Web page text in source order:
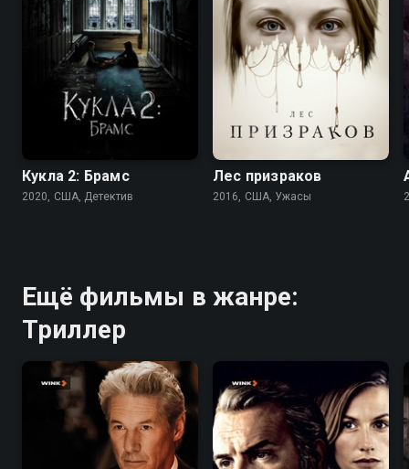
4.7
Кукла 2: Брамс
2020, США, Детектив
5.3 4.8
Лес призраков
2016, США, Ужасы
Ещё фильмы в жанре:
Триллер